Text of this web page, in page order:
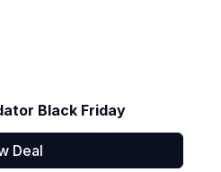
Black Friday
Deal